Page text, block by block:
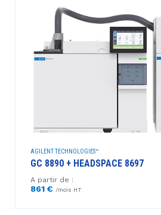
AGILENT TECHNOLOGIES™
GC 8890 + HEADSPACE 8697
A partir de :
861 € /mois HT